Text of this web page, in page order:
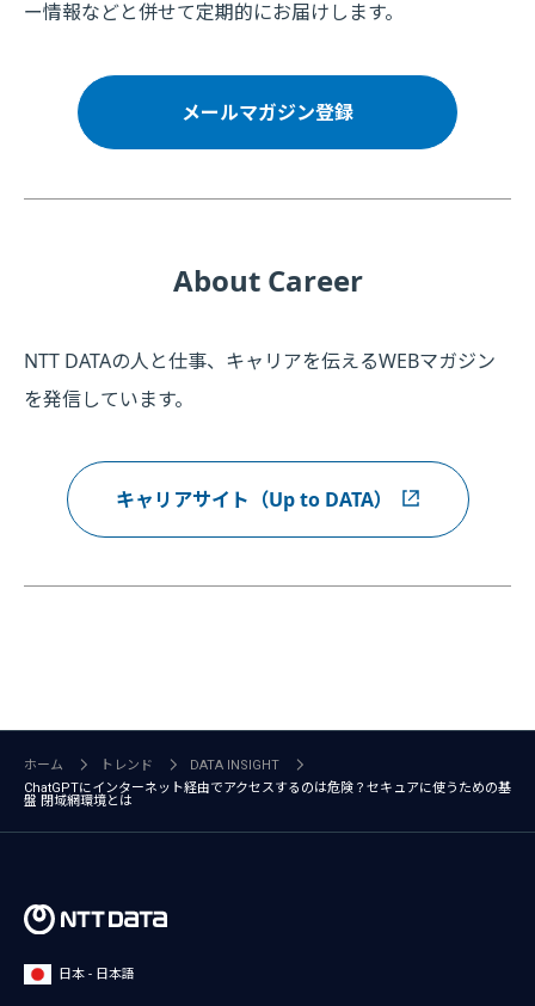
ー情報などと併せて定期的にお届けします。
メールマガジン登録
About Career
NTT DATAの人と仕事、キャリアを伝えるWEBマガジン
を発信しています。
キャリアサイト（Up to DATA）
ホーム トレンド
DATA INSIGHT
ChatGPTにインターネット経由でアクセスするのは危険？セキュアに使うための基
盤 閉域網環境とは
日本 - 日本語